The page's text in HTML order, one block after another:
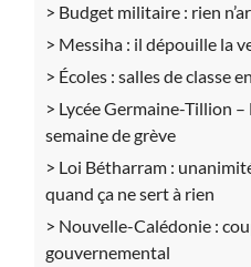
Budget militaire : rien
Messiha : il dépouille la
Écoles : salles de classe
Lycée Germaine-Tillion
semaine de grève
Loi Bétharram :
quand ça ne sert à rien
Nouvelle-Calédonie :
gouvernemental